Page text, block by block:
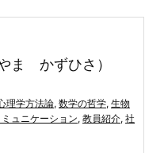
ま かずひさ）
理学方法論, 数学の哲学, 生物
ュニケーション, 教員紹介, 社